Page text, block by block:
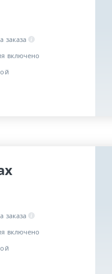
заказа
включено
заказа
включено